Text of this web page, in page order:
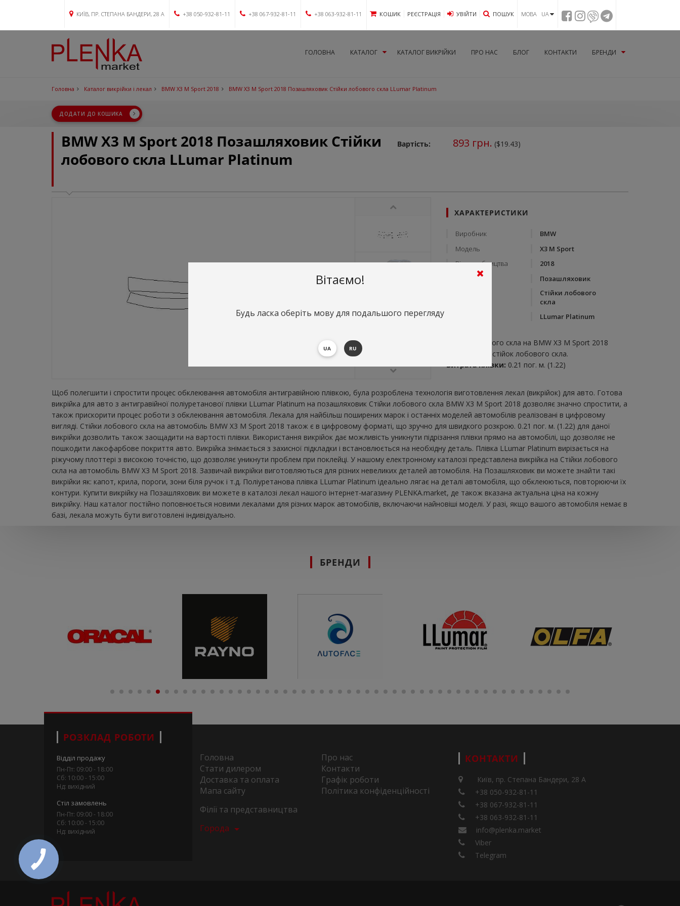
КИЇВ, ПР. СТЕПАНА БАНДЕРИ, 28 А +38 050-932-81-11 +38 067-932-81-11 +38 063-932-81-11 КОШИК РЕЄСТРАЦІЯ УВIЙТИ ПОШУК МОВА UA
ГОЛОВНА КАТАЛОГ КАТАЛОГ ВИКРІЙКИ ПРО НАС БЛОГ КОНТАКТИ БРЕНДИ
Головна Каталог викрійки і лекал BMW X3 M Sport 2018 BMW X3 M Sport 2018 Позашляховик Стійки лобового скла LLumar Platinum
ДОДАТИ ДО КОШИКА
BMW X3 M Sport 2018 Позашляховик Стійки
лобового скла LLumar Platinum
Вартість: 893 грн. ($19.43)
ХАРАКТЕРИСТИКИ
Виробник
BMW
Модель
X3 M Sport
Рік виробництва
2018
Тип кузову
Позашляховик
Стійки лобового
скла
LLumar Platinum
Стійки лобового скла на BMW X3 M Sport 2018
Викрійка для стійок лобового скла.
Витрата плівки: 0.21 пог. м. (1.22)
Щоб полегшити і спростити процес обклеювання автомобіля антигравійною плівкою, була розроблена технологія виготовлення лекал (викрійок) для авто. Готова
викрійка для авто з антигравійної поліуретанової плівки LLumar Platinum на позашляховик Стійки лобового скла BMW X3 M Sport 2018 дозволяє значно спростити, а
також прискорити процес роботи з обклеювання автомобіля. Лекала для найбільш поширених марок і останніх моделей автомобілів реалізовані в цифровому
вигляді. Стійки лобового скла на автомобіль BMW X3 M Sport 2018 також є в цифровому форматі, що зручно для швидкого розкрою. 0.21 пог. м. (1.22) для даної
викрійки дозволить також заощадити на вартості плівки. Використання викрійок дає можливість уникнути підрізання плівки прямо на автомобілі, що дозволяє не
пошкодити лакофарбове покриття авто. Викрійка знімається з захисної підкладки і встановлюється на необхідну деталь. Плівка LLumar Platinum вирізається на
ріжучому плоттері з високою точністю, що дозволяє уникнути проблем при поклейці. У нашому електронному каталозі представлена ​​викрійка на Стійки лобового
скла на автомобіль BMW X3 M Sport 2018. Зазвичай викрійки виготовляються для різних невеликих деталей автомобіля. На Позашляховик ви можете знайти такі
викрійки як: капот, крила, пороги, зони біля ручок і т.д. Поліуретанова плівка LLumar Platinum ідеально лягає на деталі автомобіля, що обклеюються, повторюючи їх
контури. Купити викрійку на Позашляховик ви можете в каталозі лекал нашого інтернет-магазину PLENKA.market, де також вказана актуальна ціна на кожну
викрійку. Наш каталог постійно поповнюється новими лекалами для різних марок автомобілів, включаючи найновіші моделі. У разі, якщо вашого автомобіля немає в
базі, лекала можуть бути виготовлені індивідуально.
БРЕНДИ
РОЗКЛАД РОБОТИ
Відділ продажу
Пн-Пт: 09:00 - 18:00
Сб: 10:00 - 15:00
Нд: вихідний
Стіл замовлень
Пн-Пт: 09:00 - 18:00
Сб: 10:00 - 15:00
Нд: вихідний
Головна
Про нас
Стати дилером
Контакти
Доставка та оплата
Графік роботи
Мапа сайту
Політика конфіденційності
Філії та представництва
Города
КОНТАКТИ
Київ, пр. Степана Бандери, 28 А
+38 050-932-81-11
+38 067-932-81-11
+38 063-932-81-11
info@plenka.market
Viber
Telegram
Вітаємо!
Будь ласка оберіть мову для подальшого перегляду
UA RU